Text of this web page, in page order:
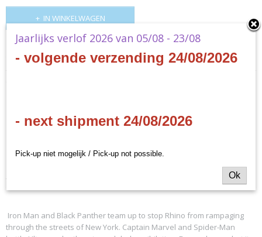
IN WINKELWAGEN
Specificaties
841333109967
Productcode leverancier
Marvel Champions : The
- EN
Iron Man and Black Panther team up to stop Rhino from rampaging
through the streets of New York. Captain Marvel and Spider-Man
Jaarlijks verlof 2026 van 05/08 - 23/08
- volgende verzending 24/08/2026
- next shipment 24/08/2026
Pick-up niet mogelijk / Pick-up not possible.
Ok